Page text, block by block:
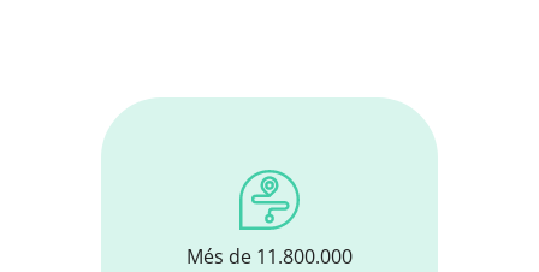
Més de 11.800.000